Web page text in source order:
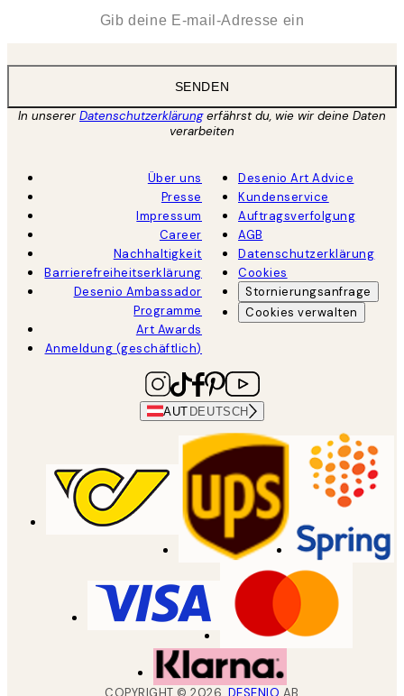
SENDEN
In unsererDatenschutzerklärungerfährst du, wie wir deine Daten
verarbeiten
Über uns
Presse
Impressum
Career
Nachhaltigkeit
Barrierefreiheitserklärung
Desenio Ambassador
Programme
Art Awards
Anmeldung (geschäftlich)
Desenio Art Advice
Kundenservice
Auftragsverfolgung
AGB
Datenschutzerklärung
Cookies
Stornierungsanfrage
Cookies verwalten
AUT DEUTSCH